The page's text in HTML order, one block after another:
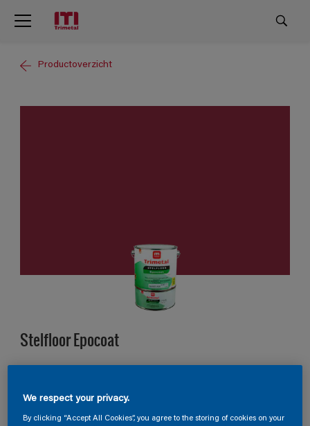
Productoverzicht
Stelfloor Epocoat
We respect your privacy.
By clicking “Accept All Cookies”, you agree to the storing of cookies on your